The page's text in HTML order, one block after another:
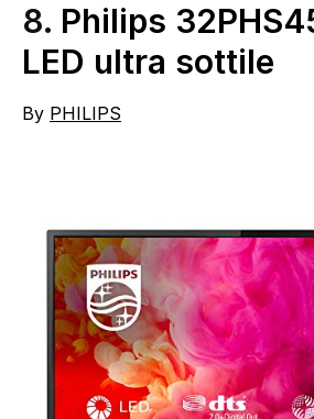
8. Philips
LED ultra sottile
By PHILIPS